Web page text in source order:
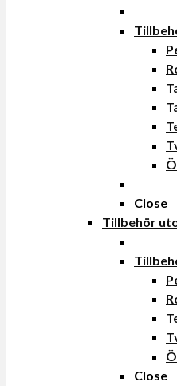
Close
Tillbehör
Close